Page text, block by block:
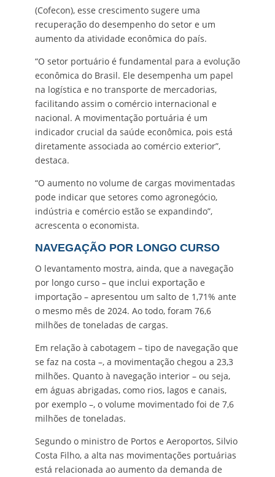
(Cofecon), esse crescimento sugere uma
recuperação do desempenho do setor e um
aumento da atividade econômica do país.
“O setor portuário é fundamental para a evolução
econômica do Brasil. Ele desempenha um papel
na logística e no transporte de mercadorias,
facilitando assim o comércio internacional e
nacional. A movimentação portuária é um
indicador crucial da saúde econômica, pois está
diretamente associada ao comércio exterior”,
destaca.
“O aumento no volume de cargas movimentadas
pode indicar que setores como agronegócio,
indústria e comércio estão se expandindo”,
acrescenta o economista.
NAVEGAÇÃO POR LONGO CURSO
O levantamento mostra, ainda, que a navegação
por longo curso – que inclui exportação e
importação – apresentou um salto de 1,71% ante
o mesmo mês de 2024. Ao todo, foram 76,6
milhões de toneladas de cargas.
Em relação à cabotagem – tipo de navegação que
se faz na costa –, a movimentação chegou a 23,3
milhões. Quanto à navegação interior – ou seja,
em águas abrigadas, como rios, lagos e canais,
por exemplo –, o volume movimentado foi de 7,6
milhões de toneladas.
Segundo o ministro de Portos e Aeroportos, Silvio
Costa Filho, a alta nas movimentações portuárias
está relacionada ao aumento da demanda de